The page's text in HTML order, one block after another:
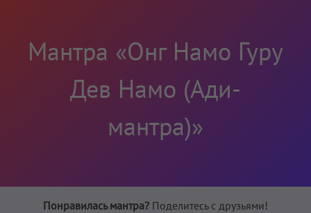
Мантра «Онг Намо Гуру
Дев Намо (Ади-
мантра)»
Понравилась мантра? Поделитесь с друзьями!